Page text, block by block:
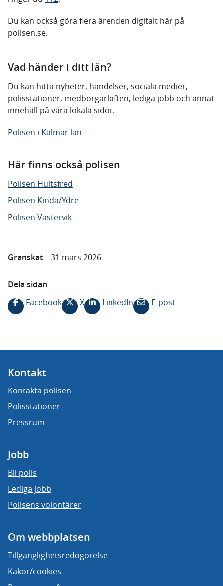
Du kan också göra flera ärenden digitalt här på
polisen.se.
Vad händer i ditt län?
Du kan hitta nyheter, händelser, sociala medier,
polisstationer, medborgarlöften, lediga jobb och annat
innehåll på våra lokala sidor.
Polisen i Kalmar län
Här finns också polisen
Polisen Hultsfred
Polisen Kinda/Ydre
Polisen Västervik
Granskat 31 mars 2026
Dela sidan
Facebook
X LinkedIn E-post
Kontakt
Kontakta polisen
Polisstationer
Pressrum
Jobb
Bli polis
Lediga jobb
Polisens volontärer
Om webbplatsen
Tillgänglighetsredogörelse
Kakor/cookies